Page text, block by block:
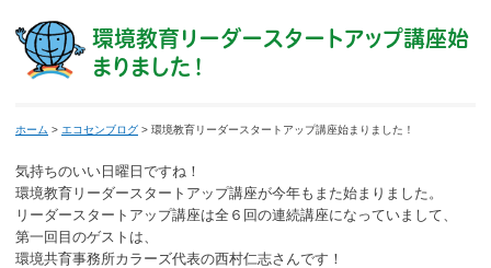
施設案内
イベント
講座
ボランティア
環境教育リーダースタートアップ講座始
まりました！
ホーム > エコセンブログ > 環境教育リーダースタートアップ講座始まりました！
気持ちのいい日曜日ですね！
環境教育リーダースタートアップ講座が今年もまた始まりました。
リーダースタートアップ講座は全６回の連続講座になっていまして、
第一回目のゲストは、
環境共育事務所カラーズ代表の西村仁志さんです！